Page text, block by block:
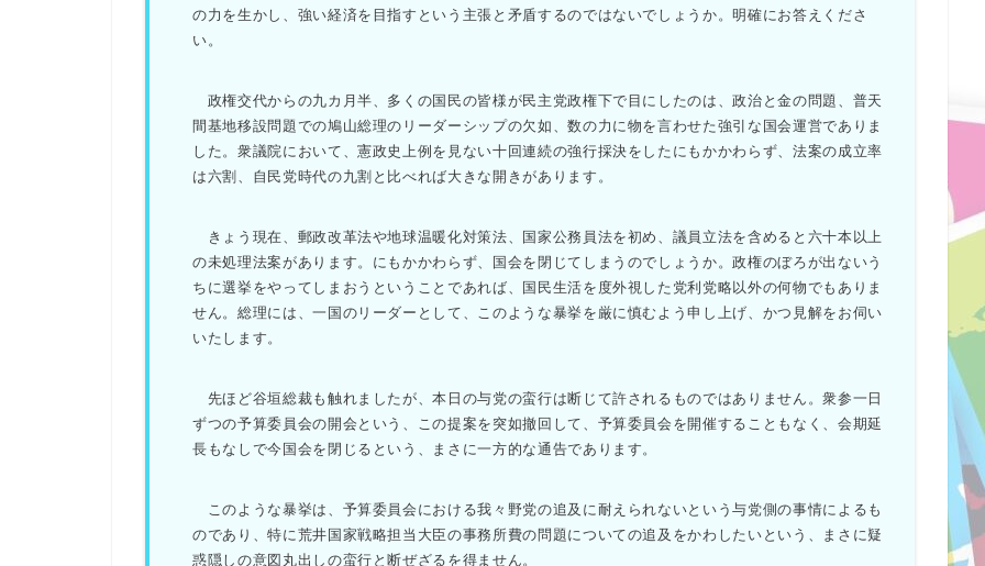
の力を生かし、強い経済を目指すという主張と矛盾するのではないでしょうか。明確にお答えくださ
い。
政権交代からの九カ月半、多くの国民の皆様が民主党政権下で目にしたのは、政治と金の問題、普天
間基地移設問題での鳩山総理のリーダーシップの欠如、数の力に物を言わせた強引な国会運営でありま
した。衆議院において、憲政史上例を見ない十回連続の強行採決をしたにもかかわらず、法案の成立率
は六割、自民党時代の九割と比べれば大きな開きがあります。
きょう現在、郵政改革法や地球温暖化対策法、国家公務員法を初め、議員立法を含めると六十本以上
の未処理法案があります。にもかかわらず、国会を閉じてしまうのでしょうか。政権のぼろが出ないう
ちに選挙をやってしまおうということであれば、国民生活を度外視した党利党略以外の何物でもありま
せん。総理には、一国のリーダーとして、このような暴挙を厳に慎むよう申し上げ、かつ見解をお伺い
いたします。
先ほど谷垣総裁も触れましたが、本日の与党の蛮行は断じて許されるものではありません。衆参一日
ずつの予算委員会の開会という、この提案を突如撤回して、予算委員会を開催することもなく、会期延
長もなしで今国会を閉じるという、まさに一方的な通告であります。
このような暴挙は、予算委員会における我々野党の追及に耐えられないという与党側の事情によるも
のであり、特に荒井国家戦略担当大臣の事務所費の問題についての追及をかわしたいという、まさに疑
惑隠しの意図丸出しの蛮行と断ぜざるを得ません。